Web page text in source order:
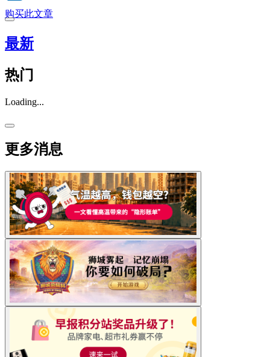
购买此文章
最新
热门
Loading...
更多消息